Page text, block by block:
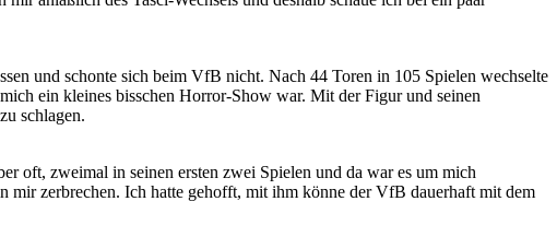
und schonte sich beim VfB nicht. Nach 44 Toren in 105 Spielen wechselte
ein kleines bisschen Horror-Show war. Mit der Figur und seinen
schlagen.
oft, zweimal in seinen ersten zwei Spielen und da war es um mich
mir zerbrechen. Ich hatte gehofft, mit ihm könne der VfB dauerhaft mit dem